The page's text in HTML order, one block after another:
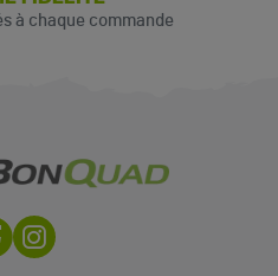
à chaque commande